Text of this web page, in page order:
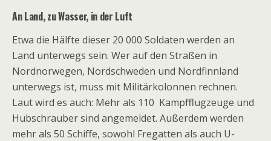
An Land, zu Wasser, in der Luft
Etwa die Hälfte dieser 20 000 Soldaten werden an
Land unterwegs sein. Wer auf den Straßen in
Nordnorwegen, Nordschweden und Nordfinnland
unterwegs ist, muss mit Militärkolonnen rechnen.
Laut wird es auch: Mehr als 110 Kampfflugzeuge und
Hubschrauber sind angemeldet. Außerdem werden
mehr als 50 Schiffe, sowohl Fregatten als auch U-